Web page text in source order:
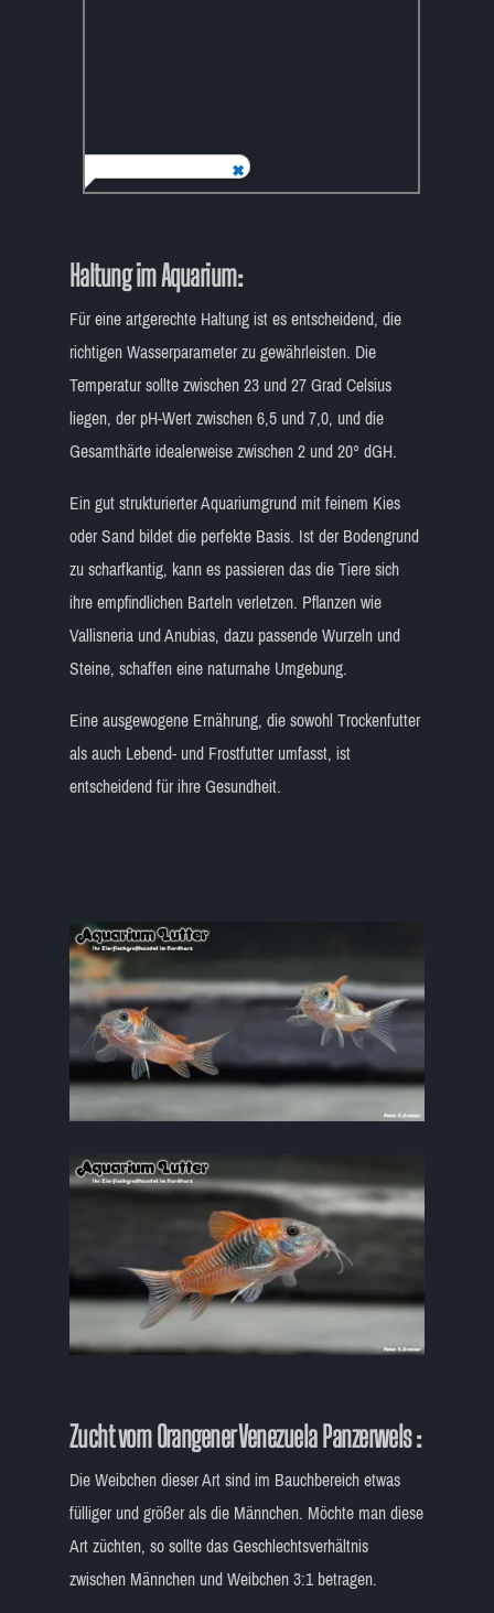
Haltung im Aquarium:
Für eine artgerechte Haltung ist es entscheidend, die
richtigen Wasserparameter zu gewährleisten. Die
Temperatur sollte zwischen 23 und 27 Grad Celsius
liegen, der pH-Wert zwischen 6,5 und 7,0, und die
Gesamthärte idealerweise zwischen 2 und 20° dGH.
Ein gut strukturierter Aquariumgrund mit feinem Kies
oder Sand bildet die perfekte Basis. Ist der Bodengrund
zu scharfkantig, kann es passieren das die Tiere sich
ihre empfindlichen Barteln verletzen. Pflanzen wie
Vallisneria und Anubias, dazu passende Wurzeln und
Steine, schaffen eine naturnahe Umgebung.
Eine ausgewogene Ernährung, die sowohl Trockenfutter
als auch Lebend- und Frostfutter umfasst, ist
entscheidend für ihre Gesundheit.
Zucht vom Orangener Venezuela Panzerwels :
Die Weibchen dieser Art sind im Bauchbereich etwas
fülliger und größer als die Männchen. Möchte man diese
Art züchten, so sollte das Geschlechtsverhältnis
zwischen Männchen und Weibchen 3:1 betragen.